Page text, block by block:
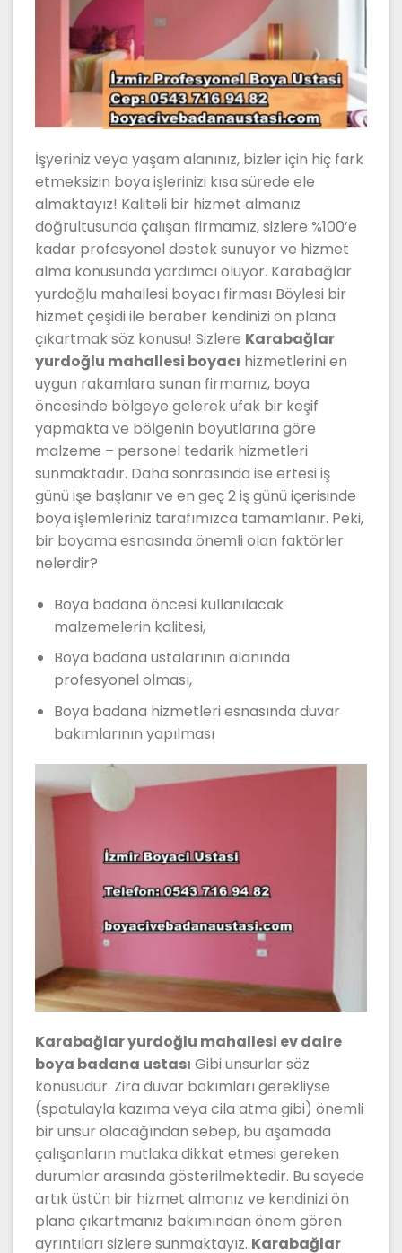
İşyeriniz veya yaşam alanınız, bizler için hiç fark
etmeksizin boya işlerinizi kısa sürede ele
almaktayız! Kaliteli bir hizmet almanız
doğrultusunda çalışan firmamız, sizlere %100’e
kadar profesyonel destek sunuyor ve hizmet
alma konusunda yardımcı oluyor. Karabağlar
yurdoğlu mahallesi boyacı firması Böylesi bir
hizmet çeşidi ile beraber kendinizi ön plana
çıkartmak söz konusu! Sizlere Karabağlar
yurdoğlu mahallesi boyacı hizmetlerini en
uygun rakamlara sunan firmamız, boya
öncesinde bölgeye gelerek ufak bir keşif
yapmakta ve bölgenin boyutlarına göre
malzeme – personel tedarik hizmetleri
sunmaktadır. Daha sonrasında ise ertesi iş
günü işe başlanır ve en geç 2 iş günü içerisinde
boya işlemleriniz tarafımızca tamamlanır. Peki,
bir boyama esnasında önemli olan faktörler
nelerdir?
Boya badana öncesi kullanılacak
malzemelerin kalitesi,
Boya badana ustalarının alanında
profesyonel olması,
Boya badana hizmetleri esnasında duvar
bakımlarının yapılması
Karabağlar yurdoğlu mahallesi ev daire
boya badana ustası Gibi unsurlar söz
konusudur. Zira duvar bakımları gerekliyse
(spatulayla kazıma veya cila atma gibi) önemli
bir unsur olacağından sebep, bu aşamada
çalışanların mutlaka dikkat etmesi gereken
durumlar arasında gösterilmektedir. Bu sayede
artık üstün bir hizmet almanız ve kendinizi ön
plana çıkartmanız bakımından önem gören
ayrıntıları sizlere sunmaktayız. Karabağlar